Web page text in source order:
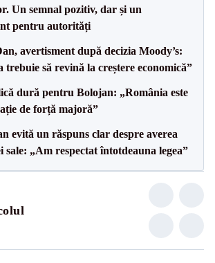
Un semnal pozitiv, dar și un
pentru autorități
avertisment după decizia Moody’s:
trebuie să revină la creștere economică”
dură pentru Bolojan: „România este
de forță majoră”
evită un răspuns clar despre averea
sale: „Am respectat întotdeauna legea”